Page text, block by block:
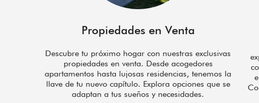
Propiedades en Venta
Descubre tu próximo hogar con nuestras exclusivas
propiedades en venta. Desde acogedores
apartamentos hasta lujosas residencias, tenemos la
llave de tu nuevo capítulo. Explora opciones que se
adaptan a tus sueños y necesidades.